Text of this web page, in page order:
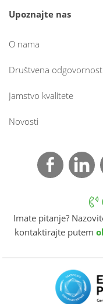
Upoznajte nas
O nama
Društvena odgovornost
Jamstvo kvalitete
Novosti
Imate pitanje?
kontaktirajte putem